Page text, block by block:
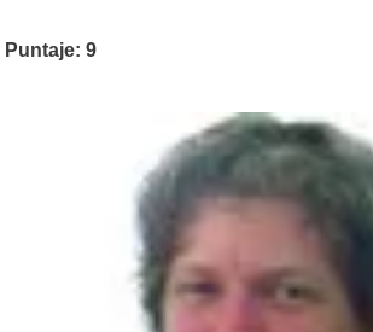
Puntaje: 9